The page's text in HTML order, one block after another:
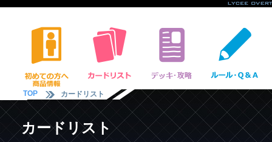
TOP カードリスト
カードリスト